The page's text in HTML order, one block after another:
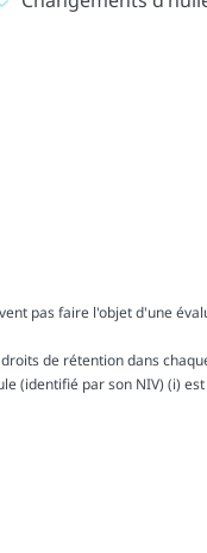
pas faire l'objet d'une
de rétention dans
(identifié par son NIV) (i)